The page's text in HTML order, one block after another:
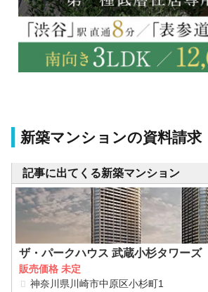
新築マンションの資料請求
記事に出てくる新築マンション
ザ・パークハウス 武蔵小杉タワーズ
販売価格 未定
神奈川県川崎市中原区小杉町1